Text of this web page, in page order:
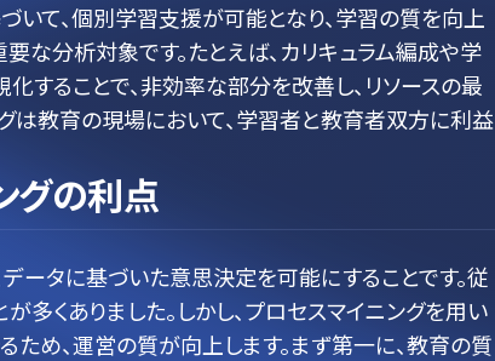
いて、個別学習支援が可能となり、学習の質を向上
な分析対象です。たとえば、カリキュラム編成や学
することで、非効率な部分を改善し、リソースの最
は教育の現場において、学習者と教育者双方に利益
グの利点
ータに基づいた意思決定を可能にすることです。従
くありました。しかし、プロセスマイニングを用い
め、運営の質が向上します。まず第一に、教育の質